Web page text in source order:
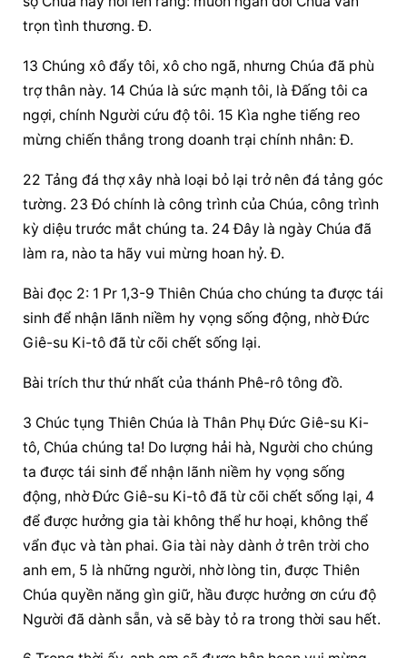
trọn tình thương. Đ.
13 Chúng xô đẩy tôi, xô cho ngã, nhưng Chúa đã phù
trợ thân này. 14 Chúa là sức mạnh tôi, là Đấng tôi ca
ngợi, chính Người cứu độ tôi. 15 Kìa nghe tiếng reo
mừng chiến thắng trong doanh trại chính nhân: Đ.
22 Tảng đá thợ xây nhà loại bỏ lại trở nên đá tảng góc
tường. 23 Đó chính là công trình của Chúa, công trình
kỳ diệu trước mắt chúng ta. 24 Đây là ngày Chúa đã
làm ra, nào ta hãy vui mừng hoan hỷ. Đ.
Bài đọc 2: 1 Pr 1,3-9 Thiên Chúa cho chúng ta được tái
sinh để nhận lãnh niềm hy vọng sống động, nhờ Đức
Giê-su Ki-tô đã từ cõi chết sống lại.
Bài trích thư thứ nhất của thánh Phê-rô tông đồ.
3 Chúc tụng Thiên Chúa là Thân Phụ Đức Giê-su Ki-
tô, Chúa chúng ta! Do lượng hải hà, Người cho chúng
ta được tái sinh để nhận lãnh niềm hy vọng sống
động, nhờ Đức Giê-su Ki-tô đã từ cõi chết sống lại, 4
để được hưởng gia tài không thể hư hoại, không thể
vẩn đục và tàn phai. Gia tài này dành ở trên trời cho
anh em, 5 là những người, nhờ lòng tin, được Thiên
Chúa quyền năng gìn giữ, hầu được hưởng ơn cứu độ
Người đã dành sẵn, và sẽ bày tỏ ra trong thời sau hết.